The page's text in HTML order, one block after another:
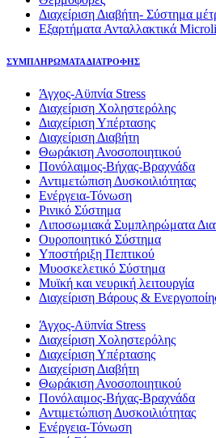
Διαχείριση Διαβήτη- Σύστημα
Εξαρτήματα Ανταλλακτικά
ΣΥΜΠΛΗΡΩΜΑΤΑ ΔΙΑΤΡΟΦΗΣ
Άγχος-Αϋπνία Stress
Διαχείριση Χοληστερόλης
Διαχείριση Υπέρτασης
Διαχείριση Διαβήτη
Θωράκιση Ανοσοποιητικού
Πονόλαιμος-Βήχας-Βραχνάδα
Αντιμετώπιση Δυσκοιλιότητας
Eνέργεια-Τόνωση
Ρινικό Σύστημα
Λιποσωμιακά Συμπληρώματα
Ουροποιητικό Σύστημα
Υποστήριξη Πεπτικού
Μυοσκελετικό Σύστημα
Μυϊκή και νευρική λειτουργία
Διαχείριση Βάρους &
Άγχος-Αϋπνία Stress
Διαχείριση Χοληστερόλης
Διαχείριση Υπέρτασης
Διαχείριση Διαβήτη
Θωράκιση Ανοσοποιητικού
Πονόλαιμος-Βήχας-Βραχνάδα
Αντιμετώπιση Δυσκοιλιότητας
Eνέργεια-Τόνωση